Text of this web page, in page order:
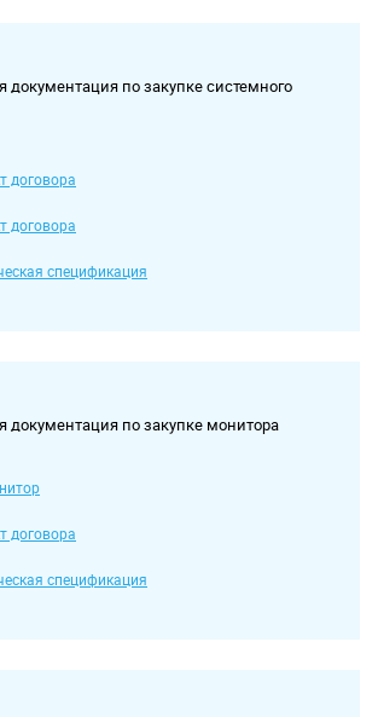
документация по закупке системного
договора
договора
спецификация
документация по закупке монитора
договора
спецификация